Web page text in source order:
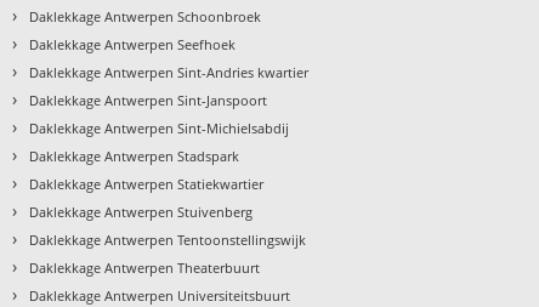
› Daklekkage Antwerpen Schoonbroek
› Daklekkage Antwerpen Seefhoek
› Daklekkage Antwerpen Sint-Andries kwartier
› Daklekkage Antwerpen Sint-Janspoort
› Daklekkage Antwerpen Sint-Michielsabdij
› Daklekkage Antwerpen Stadspark
› Daklekkage Antwerpen Statiekwartier
› Daklekkage Antwerpen Stuivenberg
› Daklekkage Antwerpen Tentoonstellingswijk
› Daklekkage Antwerpen Theaterbuurt
› Daklekkage Antwerpen Universiteitsbuurt